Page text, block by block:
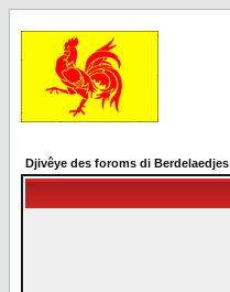
Djivêye des foroms di Berdelaedjes